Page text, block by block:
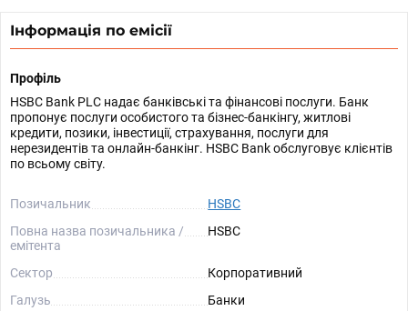
Інформація по емісії
Профіль
HSBC Bank PLC надає банківські та фінансові послуги. Банк
пропонує послуги особистого та бізнес-банкінгу, житлові
кредити, позики, інвестиції, страхування, послуги для
нерезидентів та онлайн-банкінг. HSBC Bank обслуговує клієнтів
по всьому світу.
Позичальник
HSBC
Повна назва позичальника /
емітента
HSBC
Сектор
Корпоративний
Галузь
Банки